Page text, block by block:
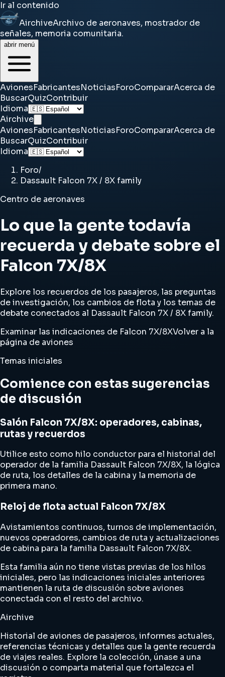
Ir al contenido
AirchiveArchivo de aeronaves, mostrador de
señales, memoria comunitaria.
abrir menú
AvionesFabricantesNoticiasForoCompararAcerca de
BuscarQuizContribuir
Idioma
Airchive
AvionesFabricantesNoticiasForoCompararAcerca de
BuscarQuizContribuir
Idioma
Foro/
Dassault Falcon 7X / 8X family
Centro de aeronaves
Lo que la gente todavía
recuerda y debate sobre el
Falcon 7X/8X
Explore los recuerdos de los pasajeros, las preguntas
de investigación, los cambios de flota y los temas de
debate conectados al Dassault Falcon 7X / 8X family.
Examinar las indicaciones de Falcon 7X/8XVolver a la
página de aviones
Temas iniciales
Comience con estas sugerencias
de discusión
Salón Falcon 7X/8X: operadores, cabinas,
rutas y recuerdos
Utilice esto como hilo conductor para el historial del
operador de la familia Dassault Falcon 7X/8X, la lógica
de ruta, los detalles de la cabina y la memoria de
primera mano.
Reloj de flota actual Falcon 7X/8X
Avistamientos continuos, turnos de implementación,
nuevos operadores, cambios de ruta y actualizaciones
de cabina para la familia Dassault Falcon 7X/8X.
Esta familia aún no tiene vistas previas de los hilos
iniciales, pero las indicaciones iniciales anteriores
mantienen la ruta de discusión sobre aviones
conectada con el resto del archivo.
Airchive
Historial de aviones de pasajeros, informes actuales,
referencias técnicas y detalles que la gente recuerda
de viajes reales. Explore la colección, únase a una
discusión o comparta material que fortalezca el